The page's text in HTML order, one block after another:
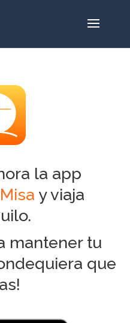
la app
y viaja
mantener tu
que